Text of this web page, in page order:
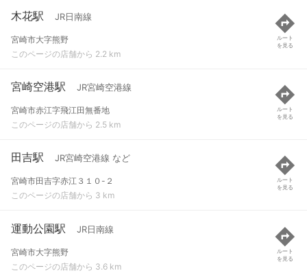
木花駅 JR日南線
宮崎市大字熊野
このページの店舗から 2.2 km
ルート
を見る
宮崎空港駅 JR宮崎空港線
宮崎市赤江字飛江田無番地
このページの店舗から 2.5 km
ルート
を見る
田吉駅 JR宮崎空港線 など
宮崎市田吉字赤江３１０-２
このページの店舗から 3 km
ルート
を見る
運動公園駅 JR日南線
宮崎市大字熊野
このページの店舗から 3.6 km
ルート
を見る